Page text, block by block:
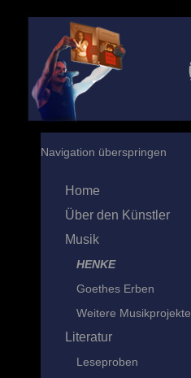
Navigation überspringen
Home
Über den Künstler
Musik
HENKE
Goethes Erben
Weitere Musikprojekte
Literatur
Leseproben